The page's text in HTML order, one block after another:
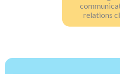
relations